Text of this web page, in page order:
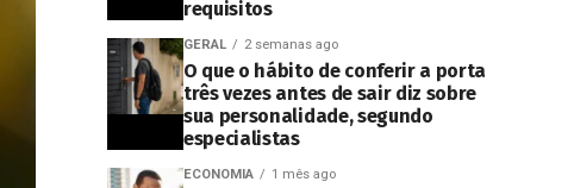
requisitos
GERAL 2 semanas ago
O que o hábito de conferir a porta
três vezes antes de sair diz sobre
sua personalidade, segundo
especialistas
ECONOMIA 1 mês ago